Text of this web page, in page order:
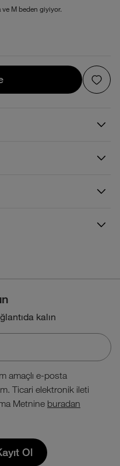
M beden giyiyor.
kalın
amaçlı e-posta
Ticari elektronik ileti
Metnine buradan
Ol